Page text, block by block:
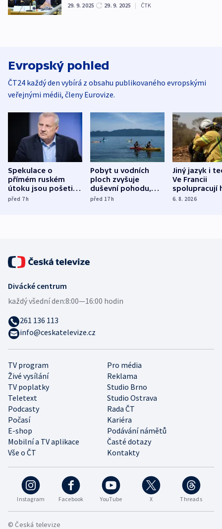
29. 9. 2025 29. 9. 2025 | ČTK
Evropský pohled
ČT24 každý den vybírá z obsahu publikovaného evropskými
veřejnými médii, členy Eurovize.
Spekulace o
přímém ruském
útoku jsou pošetilé,
míní estonský
před 7h
Pobyt u vodních
ploch zvyšuje
duševní pohodu,
ukázala
před 17h
Jiný jazyk i
Ve Francii
spolupracují
různých zemí
6. 8. 2026
Instagram Facebook YouTube X Threads
TV program
Pro média
Živé vysílání
Reklama
TV poplatky
Studio Brno
Teletext
Studio Ostrava
Podcasty
Rada ČT
Počasí
Kariéra
E-shop
Podávání námětů
Mobilní a TV aplikace
Časté dotazy
Vše o ČT
Kontakty
Divácké centrum
každý všední den:8:00—16:00 hodin
261 136 113
info@ceskatelevize.cz
© Česká televize